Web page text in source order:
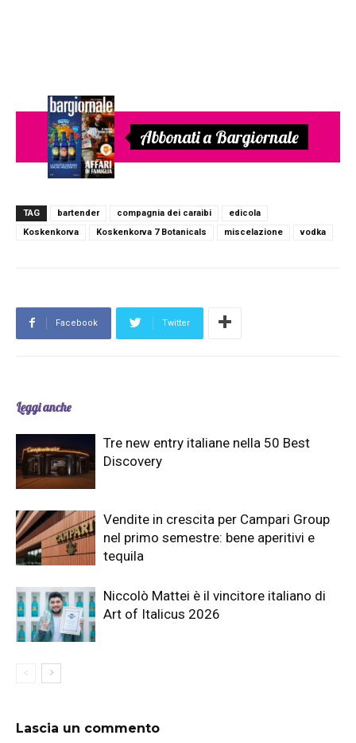
Abbonati a Bargiornale
TAG bartender compagnia dei caraibi
edicola
Koskenkorva
Koskenkorva 7 Botanicals miscelazione vodka
Facebook Twitter
Leggi anche
Tre new entry italiane nella 50 Best
Discovery
Vendite in crescita per Campari Group
nel primo semestre: bene aperitivi e
tequila
Niccolò Mattei è il vincitore italiano di
Art of Italicus 2026
Lascia un commento